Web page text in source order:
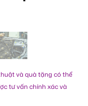
và quà tặng có thể
tư vấn chính xác và